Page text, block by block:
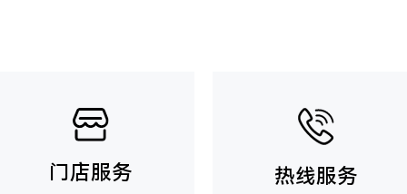
门店服务 热线服务